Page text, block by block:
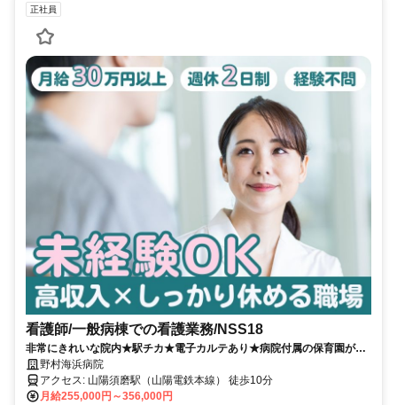
正社員
看護師/一般病棟での看護業務/NSS18
非常にきれいな院内★駅チカ★電子カルテあり★病院付属の保育園があ
るので子育て中の方も安心して就業していただけます♪
野村海浜病院
アクセス: 山陽須磨駅（山陽電鉄本線） 徒歩10分
月給255,000円～356,000円